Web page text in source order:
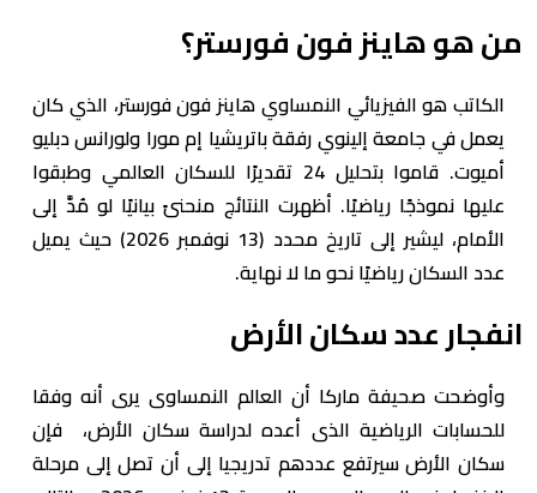
من هو هاينز فون فورستر؟
الكاتب هو الفيزيائي النمساوي هاينز فون فورستر، الذي كان
يعمل في جامعة إلينوي رفقة باتريشيا إم مورا ولورانس دبليو
أميوت. قاموا بتحليل 24 تقديرًا للسكان العالمي وطبقوا
عليها نموذجًا رياضيًا. أظهرت النتائج منحنىً بيانيًا لو مُدَّ إلى
الأمام، ليشير إلى تاريخ محدد (13 نوفمبر 2026) حيث يميل
عدد السكان رياضيًا نحو ما لا نهاية.
انفجار عدد سكان الأرض
وأوضحت صحيفة ماركا أن العالم النمساوى يرى أنه وفقا
للحسابات الرياضية الذى أعده لدراسة سكان الأرض، فإن
سكان الأرض سيرتفع عددهم تدريجيا إلى أن تصل إلى مرحلة